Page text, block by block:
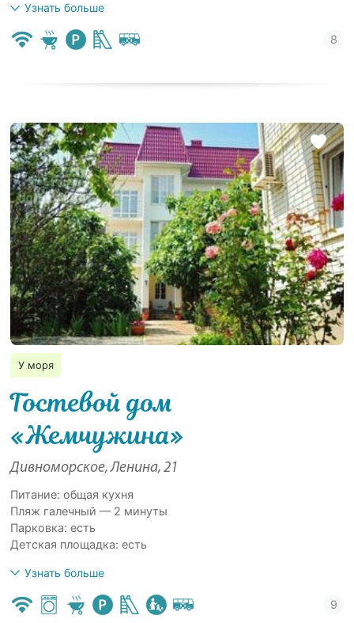
Узнать больше
У моря
Гостевой дом
«Жемчужина»
Дивноморское, Ленина, 21
Питание: общая кухня
Пляж галечный — 2 минуты
Парковка: есть
Детская площадка: есть
Узнать больше